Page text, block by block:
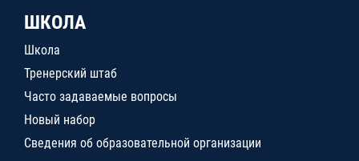
ШКОЛА
Школа
Тренерский штаб
Часто задаваемые вопросы
Новый набор
Сведения об образовательной организации